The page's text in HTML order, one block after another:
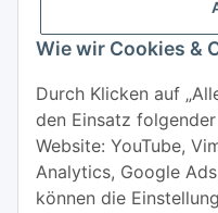
Wie wir Cookies &
Durch Klicken auf
den Einsatz
Website: YouTube,
Analytics, Google
können die
Mehr über